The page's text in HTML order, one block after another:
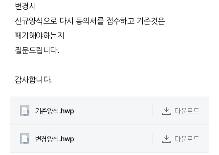
변경시
신규양식으로 다시 동의서를 접수하고 기존것은
폐기해야하는지
질문드립니다.
감사합니다.
기존양식.hwp 다운로드
변경양식.hwp 다운로드